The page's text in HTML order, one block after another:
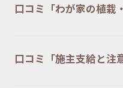
口コミ「わが家の植栽
口コミ「施主支給と注